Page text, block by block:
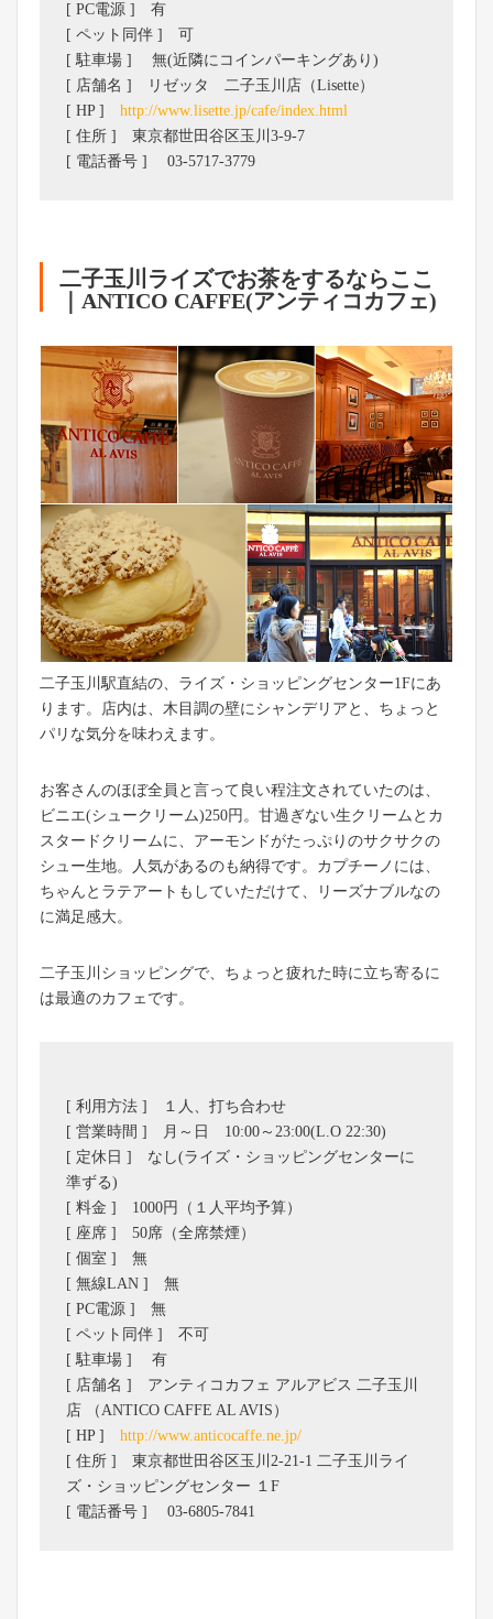
[ PC電源 ] 有
[ ペット同伴 ] 可
[ 駐車場 ] 無(近隣にコインパーキングあり)
[ 店舗名 ] リゼッタ 二子玉川店（Lisette）
[ HP ] http://www.lisette.jp/cafe/index.html
[ 住所 ] 東京都世田谷区玉川3-9-7
[ 電話番号 ] 03-5717-3779
二子玉川ライズでお茶をするならここ
｜ANTICO CAFFE(アンティコカフェ)
二子玉川駅直結の、ライズ・ショッピングセンター1Fにあ
ります。店内は、木目調の壁にシャンデリアと、ちょっと
パリな気分を味わえます。
お客さんのほぼ全員と言って良い程注文されていたのは、
ビニエ(シュークリーム)250円。甘過ぎない生クリームとカ
スタードクリームに、アーモンドがたっぷりのサクサクの
シュー生地。人気があるのも納得です。カプチーノには、
ちゃんとラテアートもしていただけて、リーズナブルなの
に満足感大。
二子玉川ショッピングで、ちょっと疲れた時に立ち寄るに
は最適のカフェです。
[ 利用方法 ] １人、打ち合わせ
[ 営業時間 ] 月～日 10:00～23:00(L.O 22:30)
[ 定休日 ] なし(ライズ・ショッピングセンターに
準ずる)
[ 料金 ] 1000円（１人平均予算）
[ 座席 ] 50席（全席禁煙）
[ 個室 ] 無
[ 無線LAN ] 無
[ PC電源 ] 無
[ ペット同伴 ] 不可
[ 駐車場 ] 有
[ 店舗名 ] アンティコカフェ アルアビス 二子玉川
店 （ANTICO CAFFE AL AVIS）
[ HP ] http://www.anticocaffe.ne.jp/
[ 住所 ] 東京都世田谷区玉川2-21-1 二子玉川ライ
ズ・ショッピングセンター １F
[ 電話番号 ] 03-6805-7841